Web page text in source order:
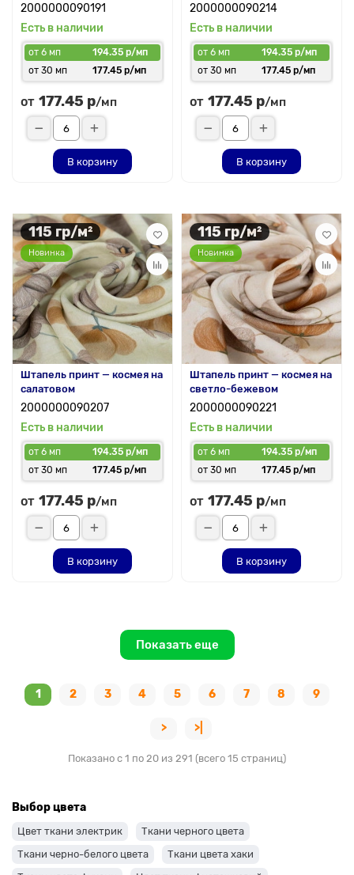
2000000090191
Есть в наличии
от 6 мп
194.35 р/мп
от 30 мп
177.45 р/мп
от 177.45 р/мп
В корзину
2000000090214
Есть в наличии
от 6 мп
194.35 р/мп
от 30 мп
177.45 р/мп
от 177.45 р/мп
В корзину
115 гр/м²
Новинка
Штапель принт — космея на
салатовом
2000000090207
Есть в наличии
от 6 мп
194.35 р/мп
от 30 мп
177.45 р/мп
от 177.45 р/мп
В корзину
115 гр/м²
Новинка
Штапель принт — космея на
светло-бежевом
2000000090221
Есть в наличии
от 6 мп
194.35 р/мп
от 30 мп
177.45 р/мп
от 177.45 р/мп
В корзину
Показать еще
1 2 3 4 5 6 7 8 9
> >|
Показано с 1 по 20 из 291 (всего 15 страниц)
Выбор цвета
Цвет ткани электрик
Ткани черного цвета
Ткани черно-белого цвета
Ткани цвета хаки